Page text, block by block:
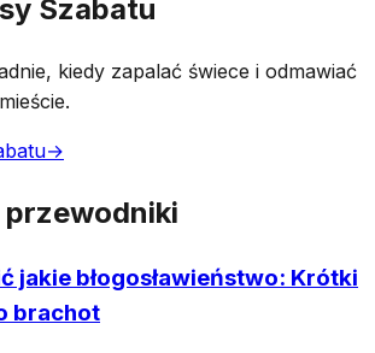
Szabatu
kiedy zapalać świece i odmawiać
→
przewodniki
jakie błogosławieństwo: Krótki
brachot